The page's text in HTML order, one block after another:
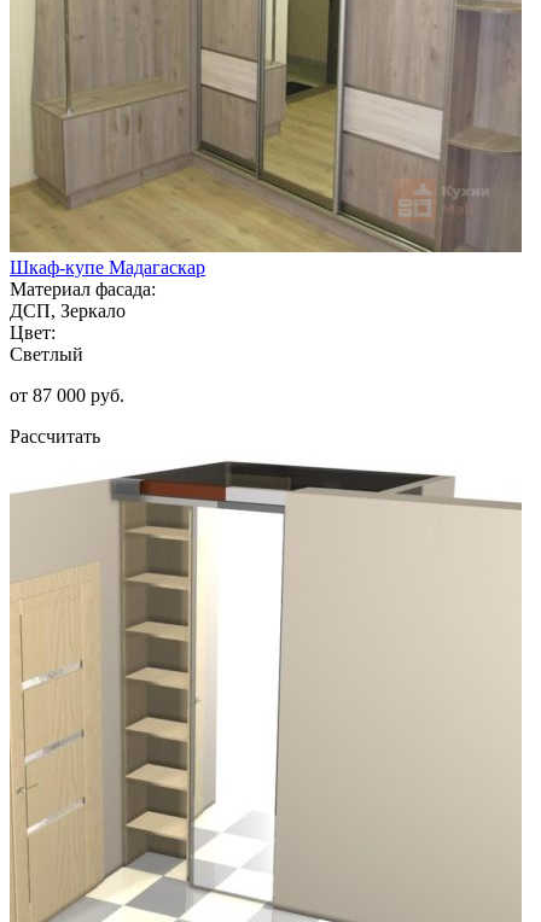
Шкаф-купе Мадагаскар
Материал фасада:
ДСП, Зеркало
Цвет:
Светлый
от 87 000 руб.
Рассчитать